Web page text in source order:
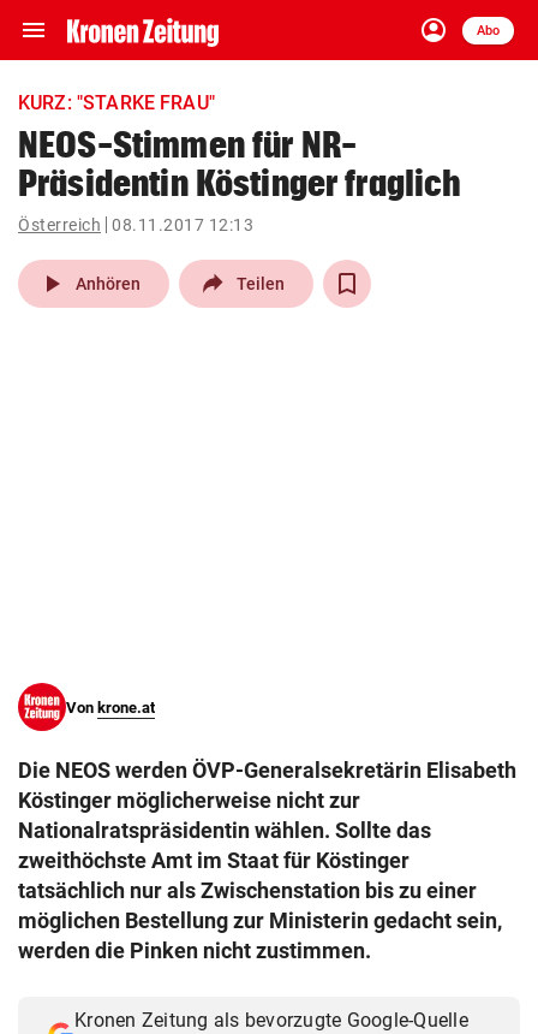
menu Navigation
ein-/ausklappen
account_circle
Anmelden
Abo
close Schließen
account_circle Anmelden
arrow_right
pin_drop
Wien arrow_right
KURZ: "STARKE FRAU"
NEOS-Stimmen für NR-
Präsidentin Köstinger fraglich
Österreich 08.11.2017 12:13
play_arrow Anhören Teilen
Von krone.at
Die NEOS werden ÖVP-Generalsekretärin Elisabeth
Köstinger möglicherweise nicht zur
Nationalratspräsidentin wählen. Sollte das
zweithöchste Amt im Staat für Köstinger
tatsächlich nur als Zwischenstation bis zu einer
möglichen Bestellung zur Ministerin gedacht sein,
werden die Pinken nicht zustimmen.
Kronen Zeitung als bevorzugte Google-Quelle